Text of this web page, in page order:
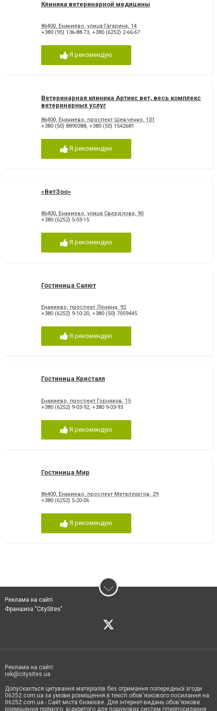
Клиника ветеринарной медицины
86400, Енакиево, улица Гагарина, 14
+380 (95) 136-88-73, +380 (6252) 2-66-67
Я рекомендую
Ветеринарная клиника Артикс вет, весь комплекс
ветеринарных услуг
86400, Енакиево, проспект Шевченко, 131
+380 (50) 8890388, +380 (50) 1542681
Я рекомендую
«ВетЗоо»
86400, Енакиево, улица Свердлова, 90
+380 (6252) 5-03-15
Я рекомендую
Гостиница Салют
Енакиево, проспект Ленина, 92
+380 (6252) 9-10-20, +380 (50) 7059445
Я рекомендую
Гостиница Кристалл
Енакиево, проспект Горняков, 15
+380 (6252) 9-03-92 +380 9-03-93
Я рекомендую
Гостиница Мир
86400, Енакиево, проспект Металлургов, 29
+380 (6252) 5-20-06
Я рекомендую
Реклама на сайті
Франшиза "CitySites"
Реклама на сайті:
rek@citysites.ua
Допускається цитування матеріалів без отримання попередньої згоди
06252.com.ua за умови розміщення в тексті обов'язкового посилання на
06252.com.ua - Сайт міста Єнакієве. Для інтернет-видань обов'язкове
розміщення прямого, відкритого для пошукових систем гіперпосилання